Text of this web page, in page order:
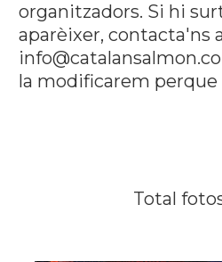
organitzadors. Si hi
aparèixer, contacta'ns
la modificarem
Total